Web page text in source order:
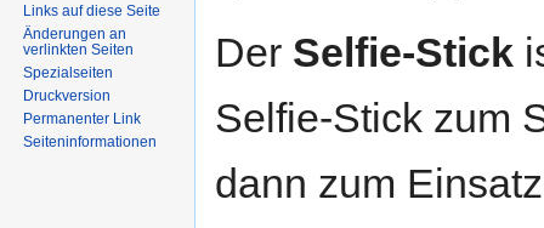
Der Selfie-Stick
Selfie-Stick zum
dann zum
Links auf diese Seite
Änderungen an
verlinkten Seiten
Spezialseiten
Druckversion
Permanenter Link
Seiten­informationen